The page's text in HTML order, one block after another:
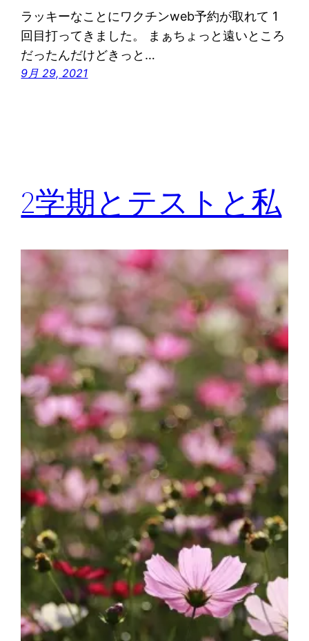
ラッキーなことにワクチンweb予約が取れて 1
回目打ってきました。 まぁちょっと遠いところ
だったんだけどきっと…
9月 29, 2021
2学期とテストと私